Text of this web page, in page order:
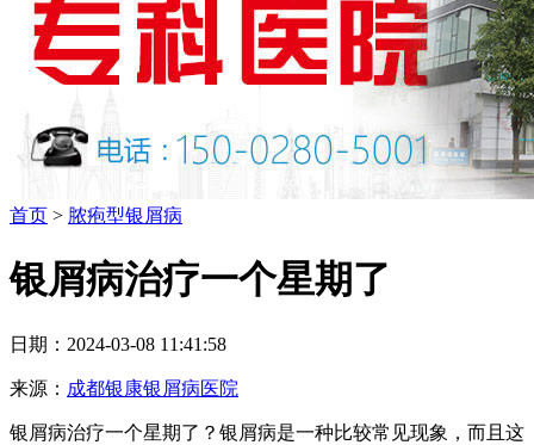
首页 > 脓疱型银屑病
银屑病治疗一个星期了
日期：2024-03-08 11:41:58
来源： 成都银康银屑病医院
银屑病治疗一个星期了？银屑病是一种比较常见现象，而且这